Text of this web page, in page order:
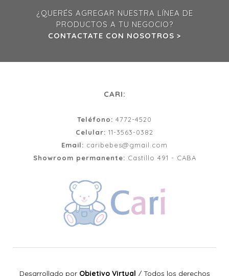
¿QUERÉS AGREGAR NUESTRA LÍNEA DE
PRODUCTOS A TU NEGOCIO?
CONTACTATE CON NOSOTROS >
CARI:
Teléfono: 4772-4520
Celular: 11-3563-0382
Email: caribebes@gmail.com
Showroom permanente: Castillo 491 - CABA
Desarrollado por Objetivo Virtual /Todos los derechos